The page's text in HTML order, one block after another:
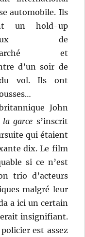
automobile. Ils
un hold-up
de
et
d’un soir de
vol. Ils ont
John
garce s’inscrit
qui étaient
dix. Le film
si ce n’est
trio d’acteurs
malgré leur
a ici un certain
insignifiant.
est assez